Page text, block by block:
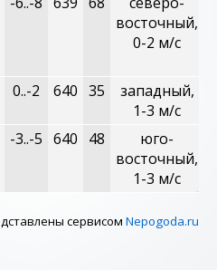
восточный,
0-2 м/с
0..-2 640 35
западный,
1-3 м/с
-3..-5 640 48
юго-
восточный,
1-3 м/с
сервисом Nepogoda.ru